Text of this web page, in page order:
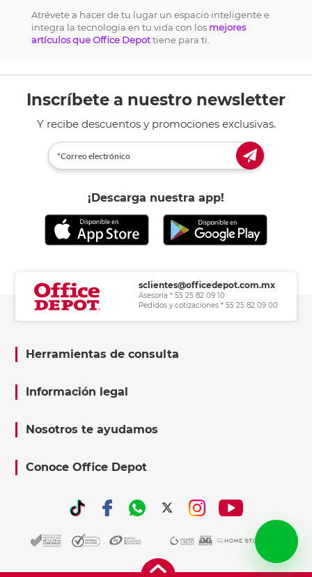
Atrévete a hacer de tu lugar un espacio inteligente e
integra la tecnología en tu vida con los mejores
artículos que Office Depottiene para ti.
Inscríbete a nuestro newsletter
Y recibe descuentos y promociones exclusivas.
¡Descarga nuestra app!
sclientes@officedepot.com.mx
Asesoría * 55 25 82 09 10
Pedidos y cotizaciones * 55 25 82 09 00
Herramientas de consulta
Información legal
Nosotros te ayudamos
Conoce Office Depot